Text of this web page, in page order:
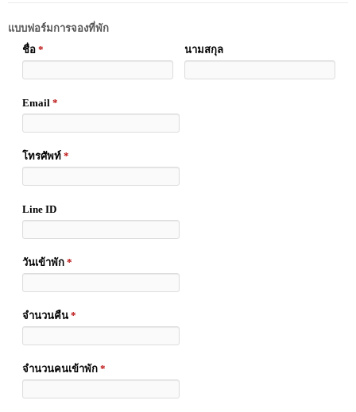
แบบฟอร์มการจองที่พัก
ชื่อ * นามสกุล
Email *
โทรศัพท์ *
Line ID
วันเข้าพัก *
จำนวนคืน *
จำนวนคนเข้าพัก *